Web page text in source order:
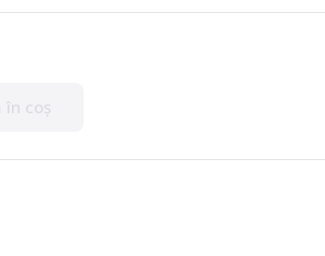
în coș